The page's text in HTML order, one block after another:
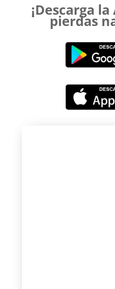
¡Descarga
pierdas